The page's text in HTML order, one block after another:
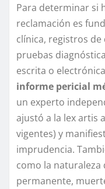
Para determinar si
reclamación es
clínica, registros
pruebas
escrita o
informe pericial
un experto
ajustó a la lex artis
vigentes) y
imprudencia.
como la
permanente,